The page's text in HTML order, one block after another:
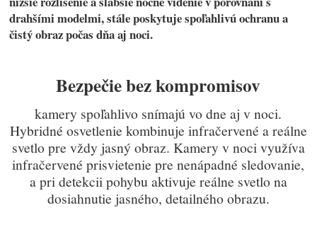
drahšími modelmi, stále poskytuje spoľahlivú ochranu a
čistý obraz počas dňa aj noci.
Bezpečie bez kompromisov
kamery spoľahlivo snímajú vo dne aj v noci.
Hybridné osvetlenie kombinuje infračervené a reálne
svetlo pre vždy jasný obraz. Kamery v noci využíva
infračervené prisvietenie pre nenápadné sledovanie,
a pri detekcii pohybu aktivuje reálne svetlo na
dosiahnutie jasného, detailného obrazu.